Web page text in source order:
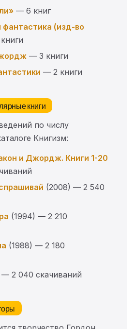
— 6 книг
фантастика (изд-во
— 3 книги
— 2 книги
книги
по числу
Книгизм:
и Джордж. Книги 1-20
(2008) — 2 540
(1994) — 2 210
(1988) — 2 180
— 2 040 скачиваний